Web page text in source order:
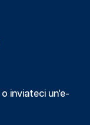
o inviateci un'e-